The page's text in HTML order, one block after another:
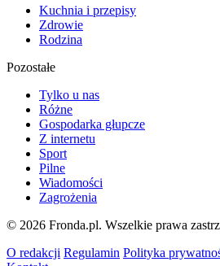
Kuchnia i przepisy
Zdrowie
Rodzina
Pozostałe
Tylko u nas
Różne
Gospodarka głupcze
Z internetu
Sport
Pilne
Wiadomości
Zagrożenia
© 2026 Fronda.pl. Wszelkie prawa
O redakcji Regulamin Polityka